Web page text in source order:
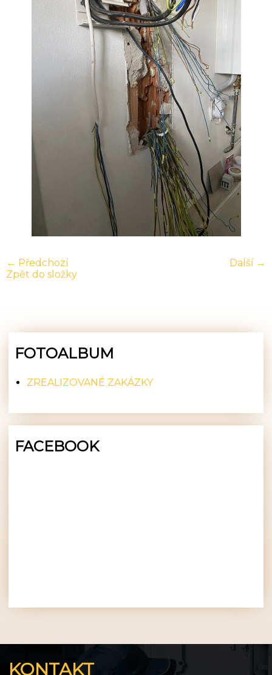
← Předchozí
Další →
Zpět do složky
FOTOALBUM
ZREALIZOVANÉ ZAKÁZKY
FACEBOOK
KONTAKT